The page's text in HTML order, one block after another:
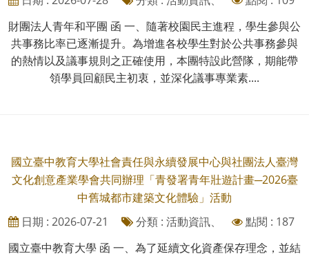
財團法人青年和平團 函 一、隨著校園民主進程，學生參與公
共事務比率已逐漸提升。為增進各校學生對於公共事務參與
的熱情以及議事規則之正確使用，本團特設此營隊，期能帶
領學員回顧民主初衷，並深化議事專業素....
國立臺中教育大學社會責任與永續發展中心與社團法人臺灣
文化創意產業學會共同辦理「青發署青年壯遊計畫─2026臺
中舊城都市建築文化體驗」活動
日期 : 2026-07-21
分類 : 活動資訊、
點閱 : 187
國立臺中教育大學 函 一、為了延續文化資產保存理念，並結